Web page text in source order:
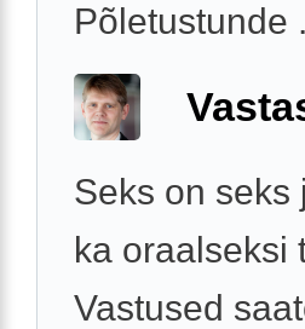
Põletustunde
Seks on seks
ka oraalseksi
Vastused